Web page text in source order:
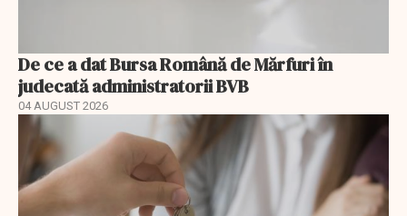
De ce a dat Bursa Română de Mărfuri în
judecată administratorii BVB
04 AUGUST 2026